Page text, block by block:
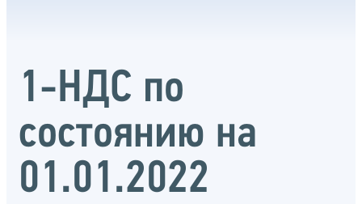
1-НДС по
состоянию на
01.01.2022